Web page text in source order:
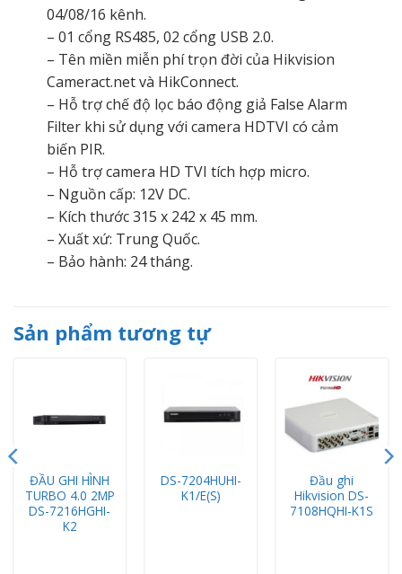
04/08/16 kênh.
– 01 cổng RS485, 02 cổng USB 2.0.
– Tên miền miễn phí trọn đời của Hikvision
Cameract.net và HikConnect.
– Hỗ trợ chế độ lọc báo động giả False Alarm
Filter khi sử dụng với camera HDTVI có cảm
biến PIR.
– Hỗ trợ camera HD TVI tích hợp micro.
– Nguồn cấp: 12V DC.
– Kích thước 315 x 242 x 45 mm.
– Xuất xứ: Trung Quốc.
– Bảo hành: 24 tháng.
Sản phẩm tương tự
ĐẦU GHI HÌNH
TURBO 4.0 2MP
DS-7216HGHI-
K2
DS-7204HUHI-
K1/E(S)
Đầu ghi
Hikvision DS-
7108HQHI-K1S